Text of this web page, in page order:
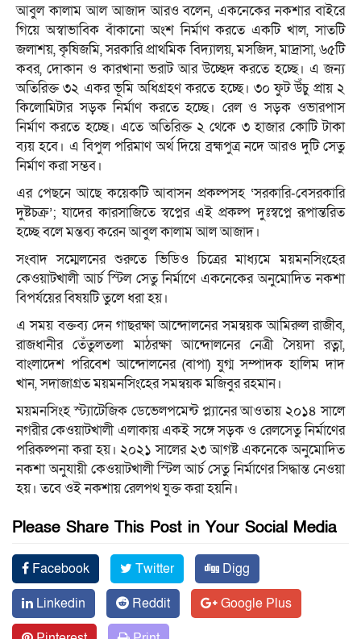
আবুল কালাম আল আজাদ আরও বলেন, একনেকের নকশার বাইরে
গিয়ে অস্বাভাবিক বাঁকানো অংশ নির্মাণ করতে একটি খাল, সাতটি
জলাশয়, কৃষিজমি, সরকারি প্রাথমিক বিদ্যালয়, মসজিদ, মাদ্রাসা, ৬৫টি
কবর, দোকান ও কারখানা ভরাট আর উচ্ছেদ করতে হচ্ছে। এ জন্য
অতিরিক্ত ৩২ একর ভূমি অধিগ্রহণ করতে হচ্ছে। ৩০ ফুট উঁচু প্রায় ২
কিলোমিটার সড়ক নির্মাণ করতে হচ্ছে। রেল ও সড়ক ওভারপাস
নির্মাণ করতে হচ্ছে। এতে অতিরিক্ত ২ থেকে ৩ হাজার কোটি টাকা
ব্যয় হবে। এ বিপুল পরিমাণ অর্থ দিয়ে ব্রহ্মপুত্র নদে আরও দুটি সেতু
নির্মাণ করা সম্ভব।
এর পেছনে আছে কয়েকটি আবাসন প্রকল্পসহ ‘সরকারি-বেসরকারি
দুষ্টচক্র’; যাদের কারসাজিতে স্বপ্নের এই প্রকল্প দুঃস্বপ্নে রূপান্তরিত
হচ্ছে বলে মন্তব্য করেন আবুল কালাম আল আজাদ।
সংবাদ সম্মেলনের শুরুতে ভিডিও চিত্রের মাধ্যমে ময়মনসিংহের
কেওয়াটখালী আর্চ স্টিল সেতু নির্মাণে একনেকের অনুমোদিত নকশা
বিপর্যয়ের বিষয়টি তুলে ধরা হয়।
এ সময় বক্তব্য দেন গাছরক্ষা আন্দোলনের সমন্বয়ক আমিরুল রাজীব,
রাজধানীর তেঁতুলতলা মাঠরক্ষা আন্দোলনের নেত্রী সৈয়দা রত্না,
বাংলাদেশ পরিবেশ আন্দোলনের (বাপা) যুগ্ম সম্পাদক হালিম দাদ
খান, সদাজাগ্রত ময়মনসিংহের সমন্বয়ক মজিবুর রহমান।
ময়মনসিংহ স্ট্যাটেজিক ডেভেলপমেন্ট প্ল্যানের আওতায় ২০১৪ সালে
নগরীর কেওয়াটখালী এলাকায় একই সঙ্গে সড়ক ও রেলসেতু নির্মাণের
পরিকল্পনা করা হয়। ২০২১ সালের ২৩ আগষ্ট একনেকে অনুমোদিত
নকশা অনুযায়ী কেওয়াটখালী স্টিল আর্চ সেতু নির্মাণের সিদ্ধান্ত নেওয়া
হয়। তবে ওই নকশায় রেলপথ যুক্ত করা হয়নি।
Please Share This Post in Your Social Media
Facebook Twitter
Digg
Linkedin
Reddit
Google Plus